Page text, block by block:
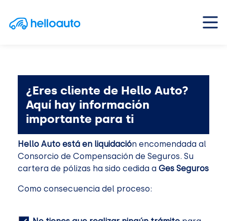
Saltar al contenido
Navegación principal
¿Eres cliente de Hello Auto?
Aquí hay información
importante para ti
Hello Auto está en liquidación encomendada al
Consorcio de Compensación de Seguros. Su
cartera de pólizas ha sido cedida a Ges Seguros
Como consecuencia del proceso: